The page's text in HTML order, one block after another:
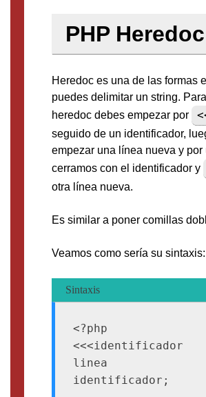
PHP Heredoc
Heredoc es una de las formas
puedes delimitar un string.
heredoc debes empezar por
seguido de un identificador,
empezar una línea nueva y por
cerramos con el identificador y
otra línea nueva.
Es similar a poner comillas
Veamos como sería su sintaxis:
Sintaxis
<?php
<<<identificador
linea
identificador;